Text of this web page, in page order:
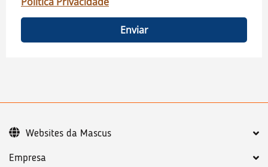
Enviar
Empresa
Websites da Mascus